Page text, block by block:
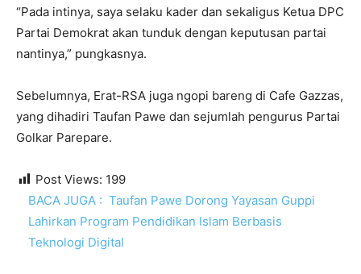
“Pada intinya, saya selaku kader dan sekaligus Ketua DPC
Partai Demokrat akan tunduk dengan keputusan partai
nantinya,” pungkasnya.
Sebelumnya, Erat-RSA juga ngopi bareng di Cafe Gazzas,
yang dihadiri Taufan Pawe dan sejumlah pengurus Partai
Golkar Parepare.
Post Views: 199
BACA JUGA : Taufan Pawe Dorong Yayasan Guppi
Lahirkan Program Pendidikan Islam Berbasis
Teknologi Digital